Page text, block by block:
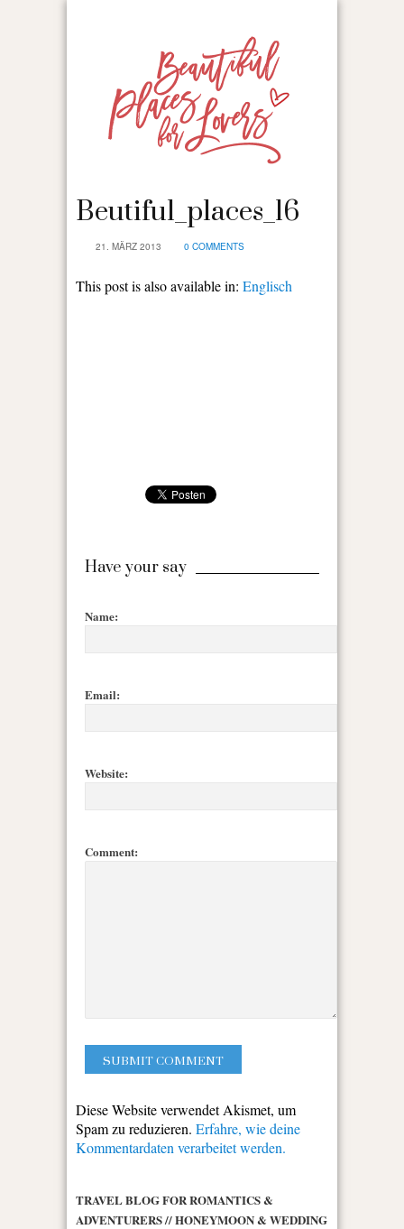
Beutiful_places_16
21. MÄRZ 2013 0 COMMENTS
This post is also available in: Englisch
Have your say
Name:
Email:
Website:
Comment:
Diese Website verwendet Akismet, um
Spam zu reduzieren. Erfahre, wie deine
Kommentardaten verarbeitet werden.
TRAVEL BLOG FOR ROMANTICS &
ADVENTURERS // HONEYMOON & WEDDING